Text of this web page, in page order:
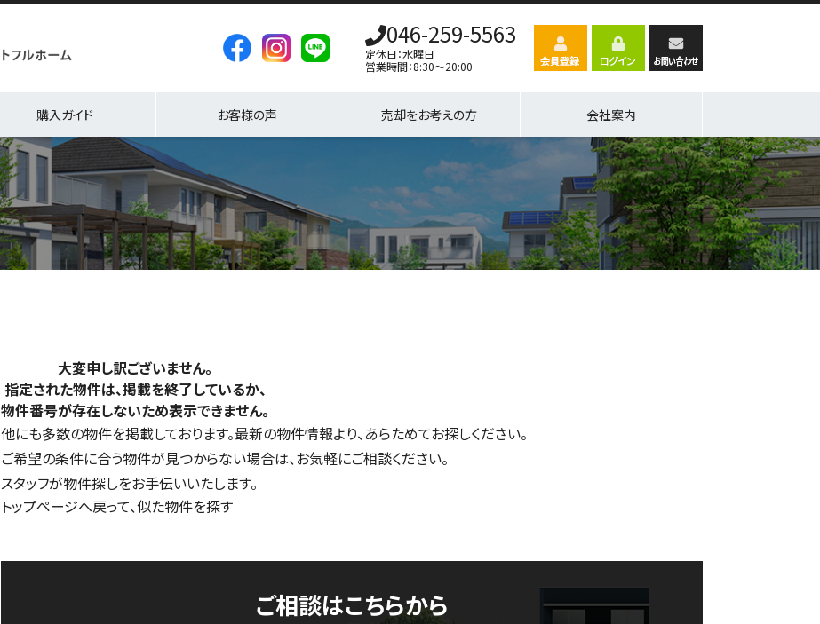
046-259-5563
定休日：水曜日
営業時間：8:30～20:00
購入ガイド お客様の声 売却をお考えの方 会社案内
大変申し訳ございません。
指定された物件は、掲載を終了しているか、
物件番号が存在しないため表示できません。
他にも多数の物件を掲載しております。最新の物件情報より、あらためてお探しください。
ご希望の条件に合う物件が見つからない場合は、お気軽にご相談ください。
スタッフが物件探しをお手伝いいたします。
トップページへ戻って、似た物件を探す
ご相談はこちらから